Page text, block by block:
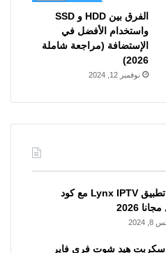
الفرق بين HDD و SSD
واستخدام الأفضل في
الإستضافة (مراجعة شاملة
2026)
نوفمبر 12, 2024
تحميل تطبيق Lynx IPTV مع كود
2026
2024
سكربت هيد شوت فري فاير